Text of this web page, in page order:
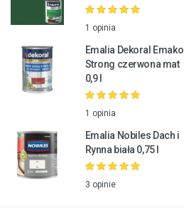
1 opinia
Emalia Dekoral Emakol
Strong czerwona mat
0,9 l
1 opinia
Emalia Nobiles Dach i
Rynna biała 0,75 l
3 opinie